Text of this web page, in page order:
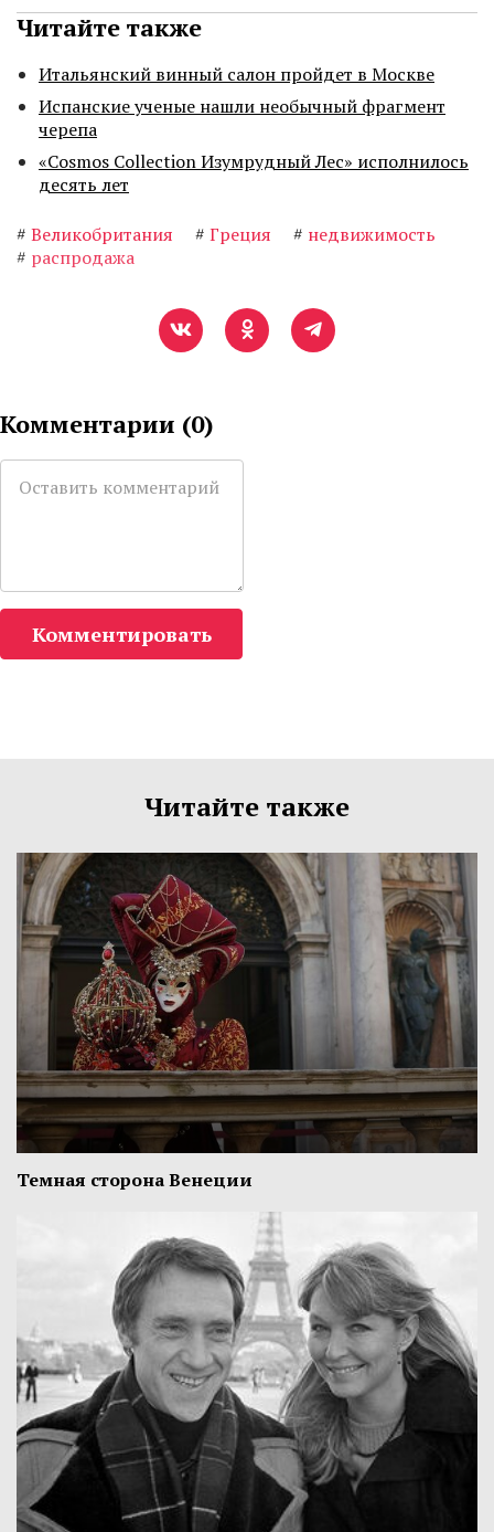
Читайте также
Итальянский винный салон пройдет в Москве
Испанские ученые нашли необычный фрагмент
черепа
«Cosmos Collection Изумрудный Лес» исполнилось
десять лет
# Великобритания # Греция # недвижимость
# распродажа
Комментарии (0)
Комментировать
Читайте также
Темная сторона Венеции